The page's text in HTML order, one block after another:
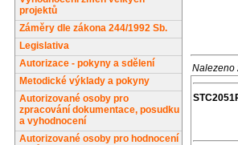
projektů
Záměry dle zákona 244/1992 Sb.
Legislativa
Autorizace - pokyny a sdělení
Metodické výklady a pokyny
Autorizované osoby pro
zpracování dokumentace, posudku
a vyhodnocení
Autorizované osoby pro hodnocení
Nalezeno